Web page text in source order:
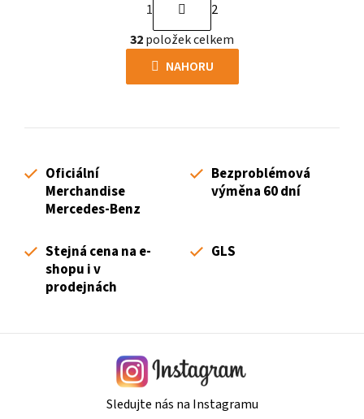
O
v
l
á
a
i
s
u
t
r
á
n
v
1
2
32položek celkem
NAHORU
Oficiální
Merchandise
Mercedes-Benz
Bezproblémová
výměna 60 dní
Stejná cena na e-
shopu i v
prodejnách
GLS
Sledujte nás na Instagramu